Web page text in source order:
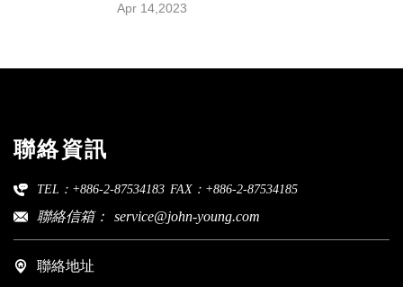
Apr 14,2023
聯絡資訊
TEL：+886-2-87534183 FAX：+886-2-87534185
聯絡信箱： service@john-young.com
聯絡地址